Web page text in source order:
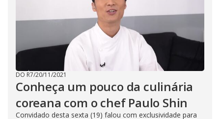
DO R7/20/11/2021
Conheça um pouco da culinária
coreana com o chef Paulo Shin
Convidado desta sexta (19) falou com exclusividade para